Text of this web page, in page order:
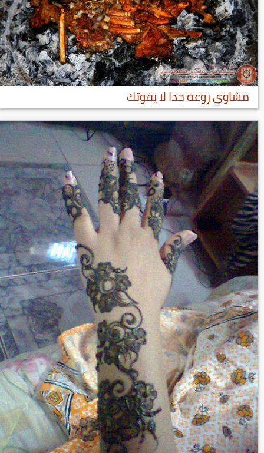
مشاوي روعه جدا لا يفوتك